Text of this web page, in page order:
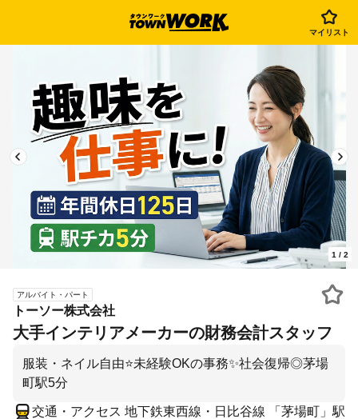
マイリスト
1 / 2
アルバイト・パート
トーソー株式会社
大手インテリアメーカーの財務会計スタッフ
服装・ネイル自由⭐未経験OKの事務✨社会復帰◎茅場
町駅5分
交通・アクセス 地下鉄東西線・日比谷線 「茅場町」駅